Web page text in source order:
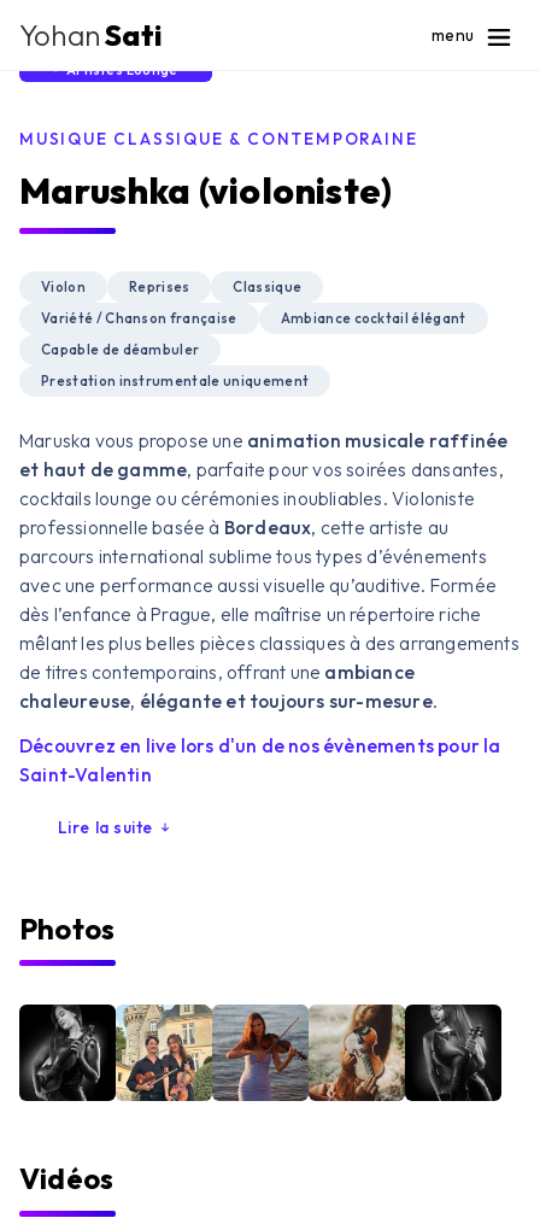
YohanSati menu
Artistes Lounge
MUSIQUE CLASSIQUE & CONTEMPORAINE
Marushka (violoniste)
Violon Reprises
Classique
Variété / Chanson française
Ambiance cocktail élégant
Capable de déambuler
Prestation instrumentale uniquement
Maruska vous propose une animation musicale raffinée
et haut de gamme, parfaite pour vos soirées dansantes,
cocktails lounge ou cérémonies inoubliables. Violoniste
professionnelle basée à Bordeaux, cette artiste au
parcours international sublime tous types d’événements
avec une performance aussi visuelle qu’auditive. Formée
dès l’enfance à Prague, elle maîtrise un répertoire riche
mêlant les plus belles pièces classiques à des arrangements
de titres contemporains, offrant une ambiance
chaleureuse, élégante et toujours sur-mesure.
Découvrez en live lors d'un de nos évènements pour la
Saint-Valentin
Lire la suite
Photos
Vidéos